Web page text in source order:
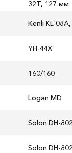
32T, 127 мм
Kenli KL-
YH-44X
160/160
Logan MD
Solon DH-
Solon DH-